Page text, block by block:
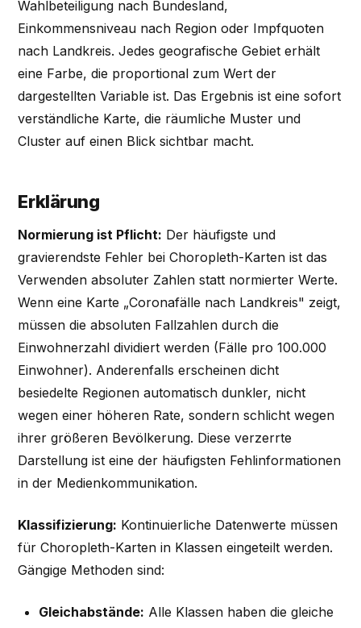
Wahlbeteiligung nach Bundesland,
Einkommensniveau nach Region oder Impfquoten
nach Landkreis. Jedes geografische Gebiet erhält
eine Farbe, die proportional zum Wert der
dargestellten Variable ist. Das Ergebnis ist eine sofort
verständliche Karte, die räumliche Muster und
Cluster auf einen Blick sichtbar macht.
Erklärung
Normierung ist Pflicht: Der häufigste und
gravierendste Fehler bei Choropleth-Karten ist das
Verwenden absoluter Zahlen statt normierter Werte.
Wenn eine Karte „Coronafälle nach Landkreis" zeigt,
müssen die absoluten Fallzahlen durch die
Einwohnerzahl dividiert werden (Fälle pro 100.000
Einwohner). Anderenfalls erscheinen dicht
besiedelte Regionen automatisch dunkler, nicht
wegen einer höheren Rate, sondern schlicht wegen
ihrer größeren Bevölkerung. Diese verzerrte
Darstellung ist eine der häufigsten Fehlinformationen
in der Medienkommunikation.
Klassifizierung: Kontinuierliche Datenwerte müssen
für Choropleth-Karten in Klassen eingeteilt werden.
Gängige Methoden sind:
Gleichabstände: Alle Klassen haben die gleiche